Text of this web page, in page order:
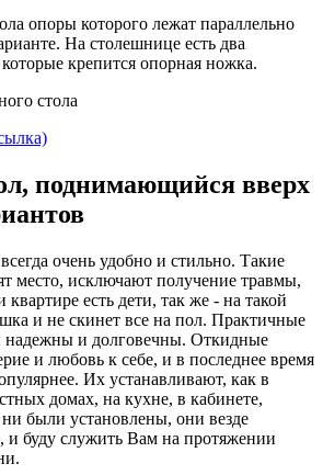
опоры которого лежат параллельно
На столешнице есть два
крепится опорная ножка.
поднимающийся вверх
очень удобно и стильно. Такие
место, исключают получение травмы,
есть дети, так же - на такой
и не скинет все на пол. Практичные
надежны и долговечны. Откидные
и любовь к себе, и в последнее время
Их устанавливают, как в
домах, на кухне, в кабинете,
были установлены, они везде
и буду служить Вам на протяжении